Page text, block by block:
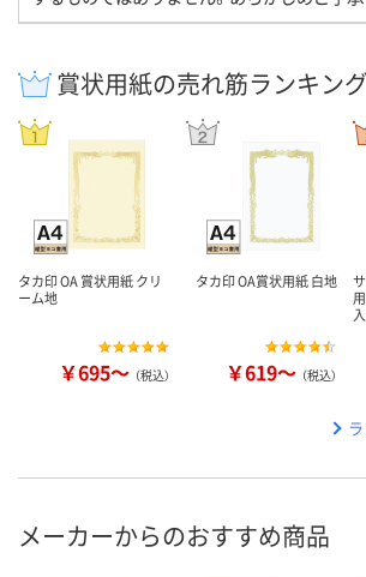
賞状用紙の売れ筋ランキング
タカ印 OA 賞状用紙 クリ
ーム地
￥695～ （税込）
タカ印 OA賞状用紙 白地
￥619～ （税込）
メーカーからのおすすめ商品